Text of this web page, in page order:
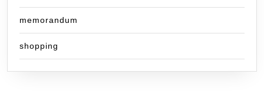
memorandum
shopping